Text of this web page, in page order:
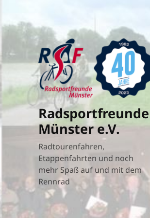
Radsportfreunde
Münster e.V.
Radtourenfahren,
Etappenfahrten und noch
mehr Spaß auf und mit dem
Rennrad